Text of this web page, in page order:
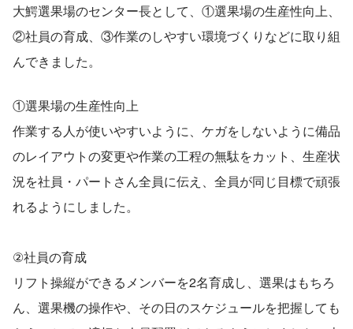
大鰐選果場のセンター長として、①選果場の生産性向上、
②社員の育成、③作業のしやすい環境づくりなどに取り組
んできました。
①選果場の生産性向上
作業する人が使いやすいように、ケガをしないように備品
のレイアウトの変更や作業の工程の無駄をカット、生産状
況を社員・パートさん全員に伝え、全員が同じ目標で頑張
れるようにしました。
②社員の育成
リフト操縦ができるメンバーを2名育成し、選果はもちろ
ん、選果機の操作や、その日のスケジュールを把握しても